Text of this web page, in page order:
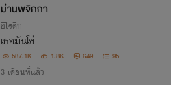
ม่านพิจิกกา
อีโรติก
เธอมันโง่
537.1K 1.8K 649 95
3 เดือนที่แล้ว